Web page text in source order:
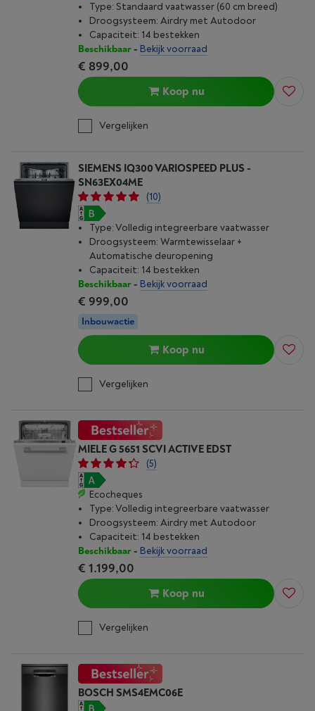
Type: Standaard vaatwasser (60 cm breed)
Droogsysteem: Airdry met Autodoor
Capaciteit: 14 bestekken
Beschikbaar- Bekijk voorraad
€ 899,00
Koop nu
Vergelijken
SIEMENS IQ300 VARIOSPEED PLUS -
SN63EX04ME
(10)
Type: Volledig integreerbare vaatwasser
Droogsysteem: Warmtewisselaar +
Automatische deuropening
Capaciteit: 14 bestekken
Beschikbaar- Bekijk voorraad
€ 999,00
Inbouwactie
Koop nu
Vergelijken
MIELE G 5651 SCVI ACTIVE EDST
(5)
Ecocheques
Type: Volledig integreerbare vaatwasser
Droogsysteem: Airdry met Autodoor
Capaciteit: 14 bestekken
Beschikbaar- Bekijk voorraad
€ 1.199,00
Koop nu
Vergelijken
BOSCH SMS4EMC06E